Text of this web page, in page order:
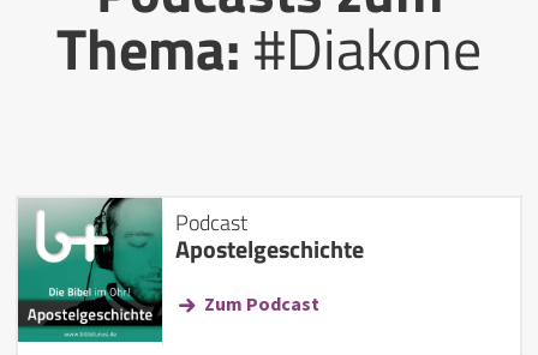
Thema:#Diakone
Podcast
Apostelgeschichte
Zum Podcast